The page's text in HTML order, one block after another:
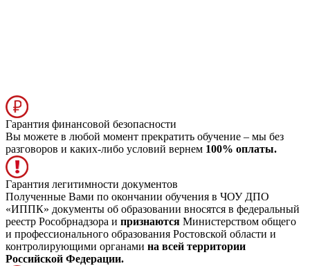
Гарантия финансовой безопасности
Вы можете в любой момент прекратить обучение – мы без
разговоров и каких-либо условий вернем 100% оплаты.
Гарантия легитимности документов
Полученные Вами по окончании обучения в ЧОУ ДПО
«ИППК» документы об образовании вносятся в федеральный
реестр Рособрнадзора и признаются Министерством общего
и профессионального образования Ростовской области и
контролирующими органами на всей территории
Российской Федерации.